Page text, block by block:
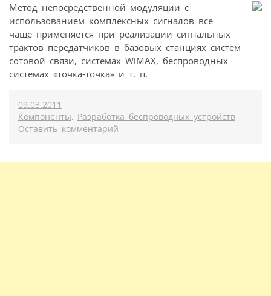
Mетод непосредственной модуляции с
использованием комплексных сигналов все
чаще применяется при реализации сигнальных
трактов передатчиков в базовых станциях систем
сотовой связи, системах WiMAX, беспроводных
системах «точка-точка» и т. п.
09.03.2011
Компоненты, Разработка беспроводных устройств
Оставить комментарий